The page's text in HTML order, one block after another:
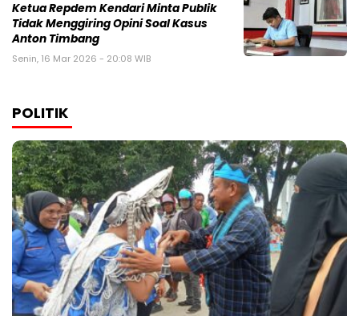
Ketua Repdem Kendari Minta Publik
Tidak Menggiring Opini Soal Kasus
Anton Timbang
Senin, 16 Mar 2026 - 20:08 WIB
POLITIK